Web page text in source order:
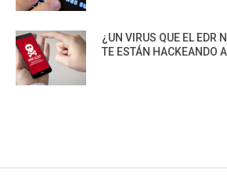
¿UN VIRUS QUE EL EDR
TE ESTÁN HACKEANDO